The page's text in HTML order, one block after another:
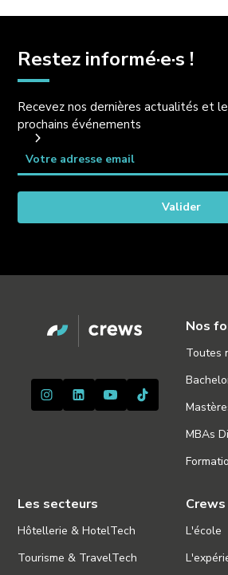
Restez informé·e·s !
Recevez nos dernières actualités et
prochains événements
Nos
Toutes
MBAs
Les secteurs
Hôtellerie & HotelTech
Tourisme & TravelTech
L'école